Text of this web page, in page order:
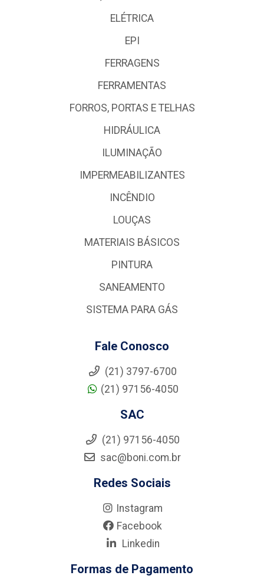
ELÉTRICA
EPI
FERRAGENS
FERRAMENTAS
FORROS, PORTAS E TELHAS
HIDRÁULICA
ILUMINAÇÃO
IMPERMEABILIZANTES
INCÊNDIO
LOUÇAS
MATERIAIS BÁSICOS
PINTURA
SANEAMENTO
SISTEMA PARA GÁS
Fale Conosco
(21) 3797-6700
(21) 97156-4050
SAC
(21) 97156-4050
sac@boni.com.br
Redes Sociais
Instagram
Facebook
Linkedin
Formas de Pagamento